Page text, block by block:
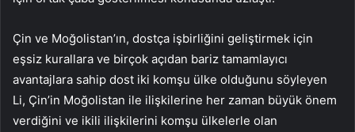
Çin ve Moğolistan’ın, dostça işbirliğini geliştirmek için
eşsiz kurallara ve birçok açıdan bariz tamamlayıcı
avantajlara sahip dost iki komşu ülke olduğunu söyleyen
Li, Çin’in Moğolistan ile ilişkilerine her zaman büyük önem
verdiğini ve ikili ilişkilerini komşu ülkelerle olan